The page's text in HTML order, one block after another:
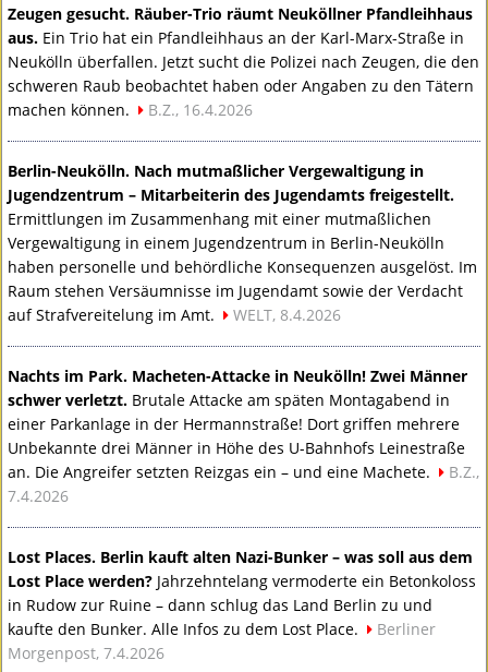
Zeugen gesucht. Räuber-Trio räumt Neuköllner Pfandleihhaus
aus. Ein Trio hat ein Pfandleihhaus an der Karl-Marx-Straße in
Neukölln überfallen. Jetzt sucht die Polizei nach Zeugen, die den
schweren Raub beobachtet haben oder Angaben zu den Tätern
machen können.
B.Z., 16.4.2026
Berlin-Neukölln. Nach mutmaßlicher Vergewaltigung in
Jugendzentrum – Mitarbeiterin des Jugendamts freigestellt.
Ermittlungen im Zusammenhang mit einer mutmaßlichen
Vergewaltigung in einem Jugendzentrum in Berlin-Neukölln
haben personelle und behördliche Konsequenzen ausgelöst. Im
Raum stehen Versäumnisse im Jugendamt sowie der Verdacht
auf Strafvereitelung im Amt.
WELT, 8.4.2026
Nachts im Park. Macheten-Attacke in Neukölln! Zwei Männer
schwer verletzt. Brutale Attacke am späten Montagabend in
einer Parkanlage in der Hermannstraße! Dort griffen mehrere
Unbekannte drei Männer in Höhe des U-Bahnhofs Leinestraße
an. Die Angreifer setzten Reizgas ein – und eine Machete.
B.Z.,
7.4.2026
Lost Places. Berlin kauft alten Nazi-Bunker – was soll aus dem
Lost Place werden? Jahrzehntelang vermoderte ein Betonkoloss
in Rudow zur Ruine – dann schlug das Land Berlin zu und
kaufte den Bunker. Alle Infos zu dem Lost Place.
Berliner
Morgenpost, 7.4.2026